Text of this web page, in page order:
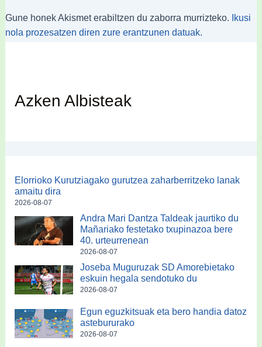
Gune honek Akismet erabiltzen du zaborra murrizteko.
Ikusi
nola prozesatzen diren zure erantzunen datuak.
Azken Albisteak
Elorrioko Kurutziagako gurutzea zaharberritzeko lanak
amaitu dira
2026-08-07
Andra Mari Dantza Taldeak jaurtiko du
Mañariako festetako txupinazoa bere
40. urteurrenean
2026-08-07
Joseba Muguruzak SD Amorebietako
eskuin hegala sendotuko du
2026-08-07
Egun eguzkitsuak eta bero handia datoz
astebururako
2026-08-07